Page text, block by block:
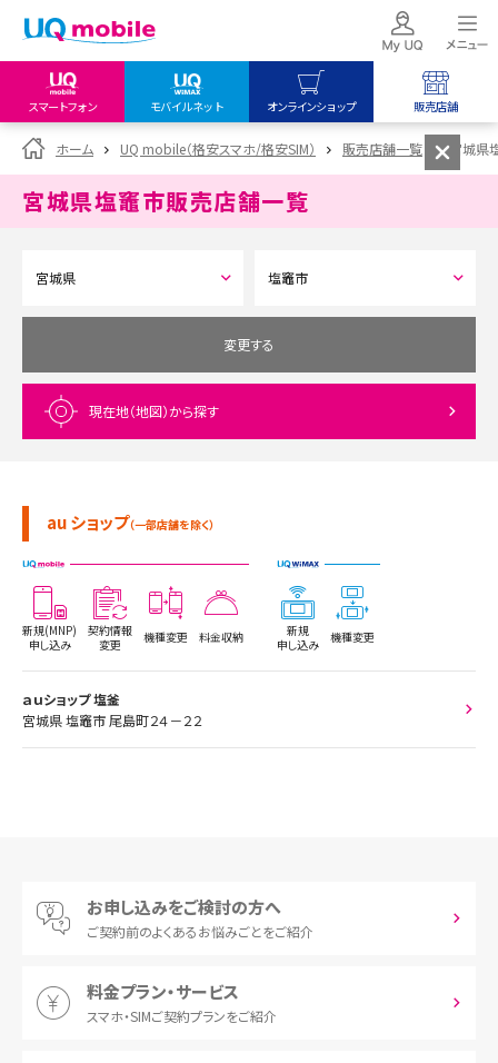
スマートフォン モバイルネット オンラインショップ 販売店舗
my UQ WiMAX
UQ WiMAX ご契約の方
My UQ mobile
データチャージサイト
UQ mobile
オンラインショップ
UQ WiMAX
UQ mobile
販売店舗
UQ WiMAX
ホーム UQ mobile（格安スマホ/格安SIM） 販売店舗一覧 宮城県
宮城県塩竈市販売店舗一覧
変更する
現在地（地図）から探す
au ショップ（一部店舗を除く）
新規(MNP)
申し込み
契約情報
変更
機種変更 料金収納
新規
申し込み
機種変更
ａｕショップ 塩釜
宮城県 塩竈市 尾島町２４－２２
お申し込みをご検討の方へ
ご契約前のよくあるお悩みごとをご紹介
料金プラン・サービス
スマホ・SIMご契約プランをご紹介